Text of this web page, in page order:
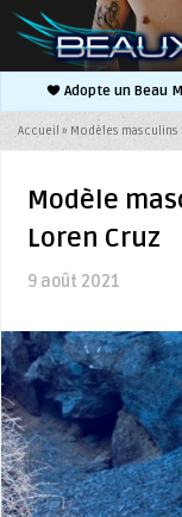
Adopte un Beau
Accueil » Modèles masculins
Modèle
Loren Cruz
9 août 2021
▼